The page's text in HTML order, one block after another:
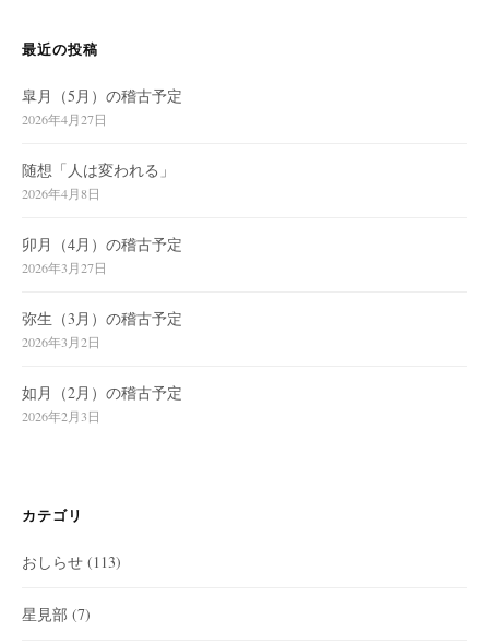
最近の投稿
皐月（5月）の稽古予定
2026年4月27日
随想「人は変われる」
2026年4月8日
卯月（4月）の稽古予定
2026年3月27日
弥生（3月）の稽古予定
2026年3月2日
如月（2月）の稽古予定
2026年2月3日
カテゴリ
おしらせ (113)
星見部 (7)